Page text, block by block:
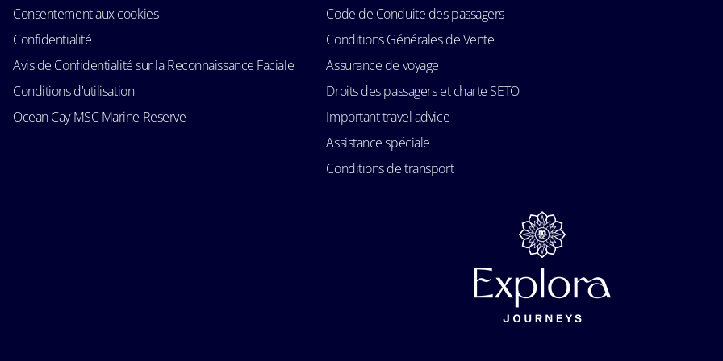
Consentement aux cookies
Confidentialité
Avis de Confidentialité sur la Reconnaissance Faciale
Conditions d'utilisation
Ocean Cay MSC Marine Reserve
Code de Conduite des passagers
Conditions Générales de Vente
Assurance de voyage
Droits des passagers et charte SETO
Important travel advice
Assistance spéciale
Conditions de transport